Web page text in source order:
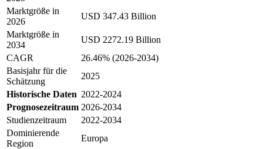
Marktgröße in
2026
USD 347.43 Billion
Marktgröße in
2034
USD 2272.19 Billion
CAGR
26.46% (2026-2034)
Basisjahr für die
Schätzung
2025
Historische Daten 2022-2024
Prognosezeitraum 2026-2034
Studienzeitraum
2022-2034
Dominierende
Region
Europa